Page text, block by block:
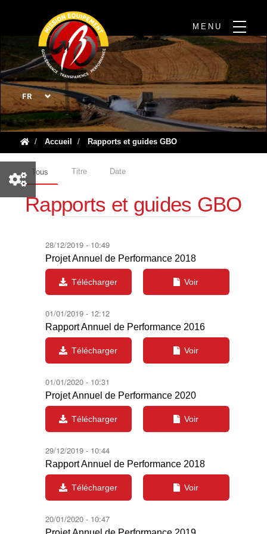
Select
your
language
MENU
Accueil Rapports et guides GBO
Primary
Tous
actif)
Titre Date
Rapports et guides GBO
28/12/2019 - 10:49
Projet Annuel de Performance 2018
Télécharger Voir
01/01/2019 - 12:12
Rapport Annuel de Performance 2016
Télécharger Voir
01/01/2020 - 10:31
Projet Annuel de Performance 2020
Télécharger Voir
29/12/2019 - 10:44
Rapport Annuel de Performance 2018
Télécharger Voir
20/01/2020 - 10:47